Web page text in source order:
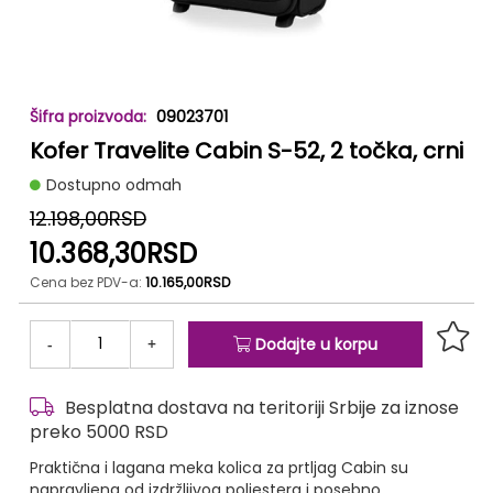
09023701
Kofer Travelite Cabin S-52, 2 točka, crni
Dostupno odmah
10.368,30RSD
12.198,00RSD
Cena bez PDV-a: 10.165,00RSD
- + Dodajte u korpu
Besplatna dostava na teritoriji Srbije za iznose
preko 5000 RSD
Praktična i lagana meka kolica za prtljag Cabin su
Skip
to
the
of
the
images
gallery